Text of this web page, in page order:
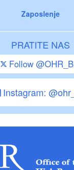
Zaposlenje
PRATITE NAS
Follow
Instagram: